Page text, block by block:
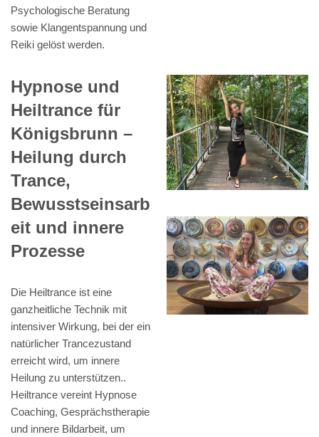
Psychologische Beratung
sowie Klangentspannung und
Reiki gelöst werden.
Hypnose und
Heiltrance für
Königsbrunn –
Heilung durch
Trance,
Bewusstseinsarb
eit und innere
Prozesse
Die Heiltrance ist eine
ganzheitliche Technik mit
intensiver Wirkung, bei der ein
natürlicher Trancezustand
erreicht wird, um innere
Heilung zu unterstützen..
Heiltrance vereint Hypnose
Coaching, Gesprächstherapie
und innere Bildarbeit, um